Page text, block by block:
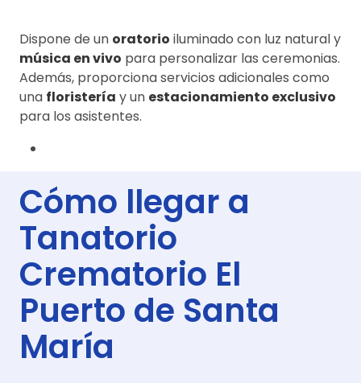
Dispone de un oratorio iluminado con luz natural y
música en vivo para personalizar las ceremonias.
Además, proporciona servicios adicionales como
una floristería y un estacionamiento exclusivo
para los asistentes.
Cómo llegar a
Tanatorio
Crematorio El
Puerto de Santa
María